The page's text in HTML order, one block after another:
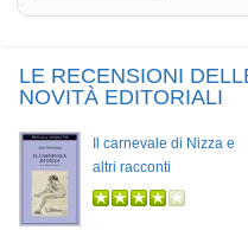
LE RECENSIONI
NOVITÀ EDITORIALI
Il carnevale di Nizza e
altri racconti